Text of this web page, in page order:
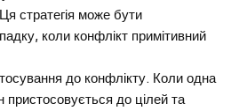
стратегія може бути
коли конфлікт примітивний
до конфлікту. Коли одна
пристосовується до цілей та